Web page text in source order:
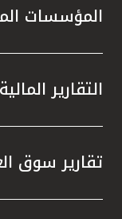
المؤسسات
التقارير المالية
تقارير سوق